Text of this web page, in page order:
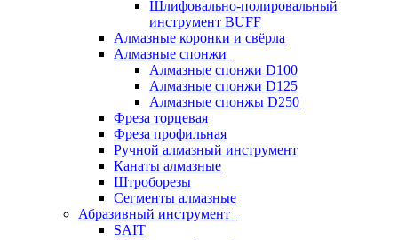
Шлифовально-полировальный
инструмент BUFF
Алмазные коронки и свёрла
Алмазные спонжи
Алмазные спонжи D100
Алмазные спонжи D125
Алмазные спонжы D250
Фреза торцевая
Фреза профильная
Ручной алмазный инструмент
Канаты алмазные
Штроборезы
Сегменты алмазные
Абразивный инструмент
SAIT